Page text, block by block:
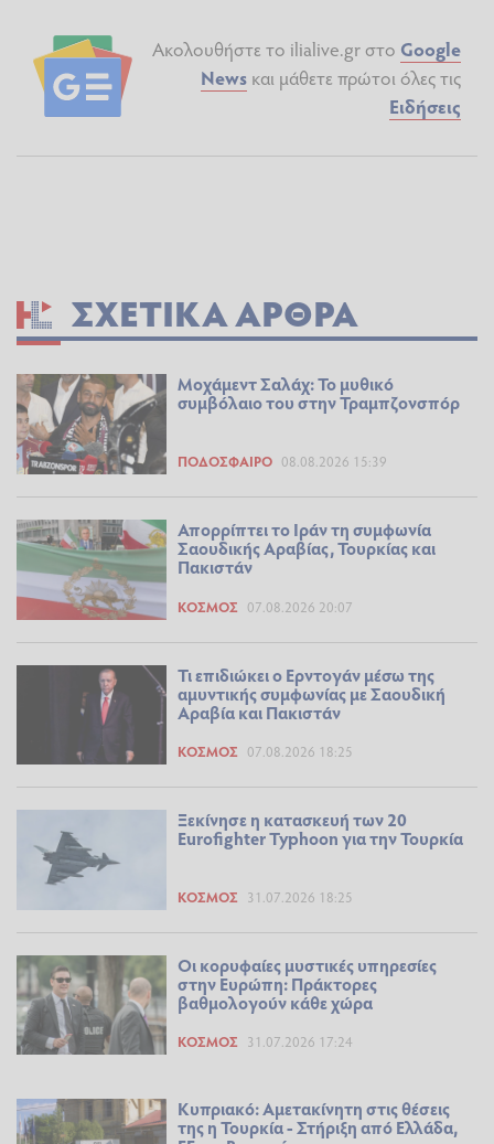
Ακολουθήστε το ilialive.gr στο Google
News και μάθετε πρώτοι όλες τις
Ειδήσεις
ΣΧΕΤΙΚΆ ΆΡΘΡΑ
Μοχάμεντ Σαλάχ: Το μυθικό
συμβόλαιο του στην Τραμπζονσπόρ
ΠΟΔΌΣΦΑΙΡΟ 08.08.2026 15:39
Απορρίπτει το Ιράν τη συμφωνία
Σαουδικής Αραβίας, Τουρκίας και
Πακιστάν
ΚΌΣΜΟΣ 07.08.2026 20:07
Τι επιδιώκει ο Ερντογάν μέσω της
αμυντικής συμφωνίας με Σαουδική
Αραβία και Πακιστάν
ΚΌΣΜΟΣ 07.08.2026 18:25
Ξεκίνησε η κατασκευή των 20
Eurofighter Typhoon για την Τουρκία
ΚΌΣΜΟΣ 31.07.2026 18:25
Οι κορυφαίες μυστικές υπηρεσίες
στην Ευρώπη: Πράκτορες
βαθμολογούν κάθε χώρα
ΚΌΣΜΟΣ 31.07.2026 17:24
Κυπριακό: Αμετακίνητη στις θέσεις
της η Τουρκία - Στήριξη από Ελλάδα,